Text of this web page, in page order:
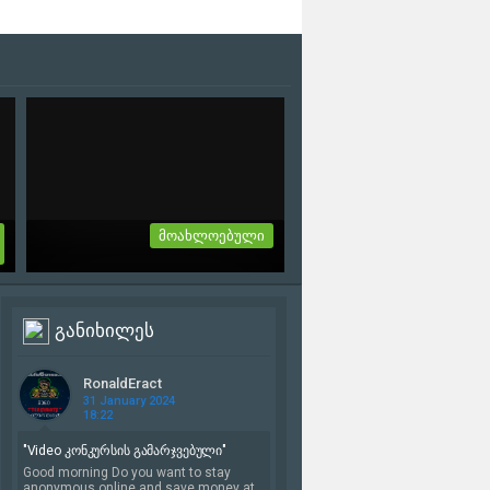
მოახლოებული
თრეილერი იხილეთ სრულად
სიახლეში...
2-06-2021, 22:05
განიხილეს
"Video კონკურსის გამარჯვებული"
Good morning Do you want to stay
RonaldEract
31 January 2024
18:22